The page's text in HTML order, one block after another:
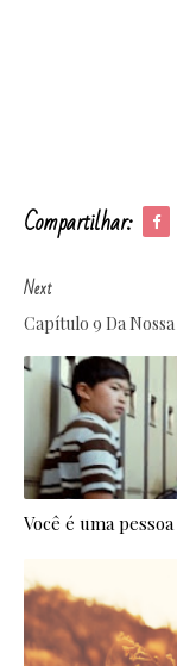
Compartilhar:
Next
Capítulo 9 Da
Você é uma